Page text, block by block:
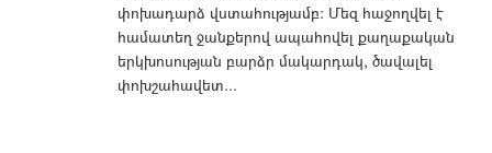
փոխադարձ վստահությամբ: Մեզ հաջողվել է
համատեղ ջանքերով ապահովել քաղաքական
երկխոսության բարձր մակարդակ, ծավալել
փոխշահավետ...